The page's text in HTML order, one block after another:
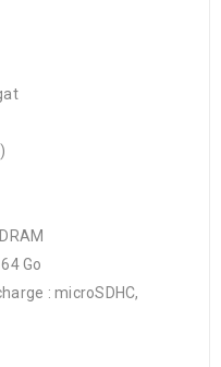
Go
: microSDHC,